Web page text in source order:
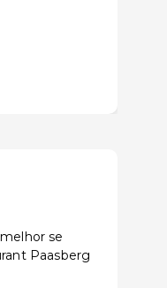
se
Paasberg